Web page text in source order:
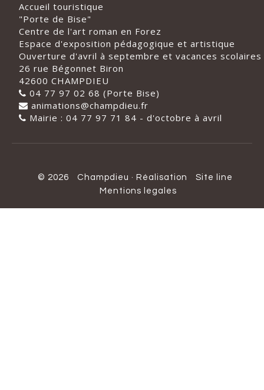
Accueil touristique
"Porte de Bise"
Centre de l'art roman en Forez
Espace d'exposition pédagogique et artistique
Ouverture d'avril à septembre et vacances scolaires
26 rue Bégonnet Biron
42600 CHAMPDIEU
04 77 97 02 68 (Porte Bise)
animations@champdieu.fr
Mairie : 04 77 97 71 84 - d'octobre à avril
© 2026 Champdieu · Réalisation
Site line
Mentions legales